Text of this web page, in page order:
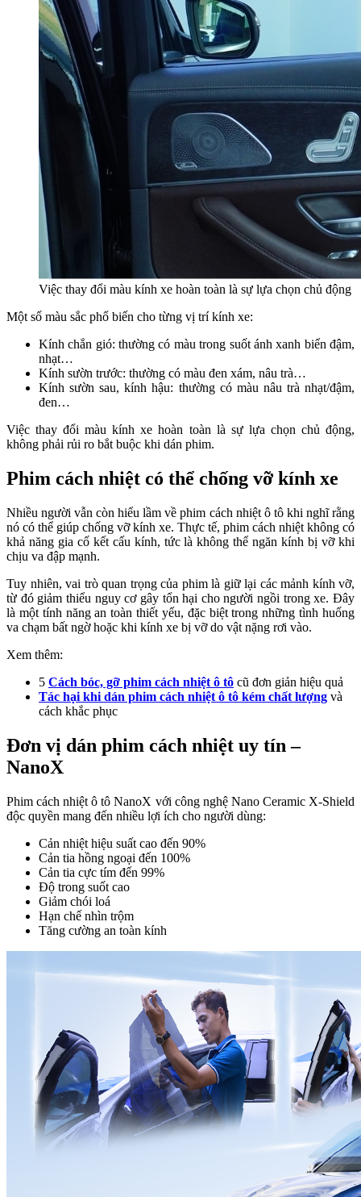
Việc thay đổi màu kính xe hoàn toàn là sự lựa chọn chủ động
Một số màu sắc phổ biến cho từng vị trí kính xe:
Kính chắn gió: thường có màu trong suốt ánh xanh biển đậm,
nhạt…
Kính sườn trước: thường có màu đen xám, nâu trà…
Kính sườn sau, kính hậu: thường có màu nâu trà nhạt/đậm,
đen…
Việc thay đổi màu kính xe hoàn toàn là sự lựa chọn chủ động,
không phải rủi ro bắt buộc khi dán phim.
Phim cách nhiệt có thể chống vỡ kính xe
Nhiều người vẫn còn hiểu lầm về phim cách nhiệt ô tô khi nghĩ rằng
nó có thể giúp chống vỡ kính xe. Thực tế, phim cách nhiệt không có
khả năng gia cố kết cấu kính, tức là không thể ngăn kính bị vỡ khi
chịu va đập mạnh.
Tuy nhiên, vai trò quan trọng của phim là giữ lại các mảnh kính vỡ,
từ đó giảm thiểu nguy cơ gây tổn hại cho người ngồi trong xe. Đây
là một tính năng an toàn thiết yếu, đặc biệt trong những tình huống
va chạm bất ngờ hoặc khi kính xe bị vỡ do vật nặng rơi vào.
Xem thêm:
5 Cách bóc, gỡ phim cách nhiệt ô tô cũ đơn giản hiệu quả
Tác hại khi dán phim cách nhiệt ô tô kém chất lượng và
cách khắc phục
Đơn vị dán phim cách nhiệt uy tín –
NanoX
Phim cách nhiệt ô tô NanoX với công nghệ Nano Ceramic X-Shield
độc quyền mang đến nhiều lợi ích cho người dùng:
Cản nhiệt hiệu suất cao đến 90%
Cản tia hồng ngoại đến 100%
Cản tia cực tím đến 99%
Độ trong suốt cao
Giảm chói loá
Hạn chế nhìn trộm
Tăng cường an toàn kính